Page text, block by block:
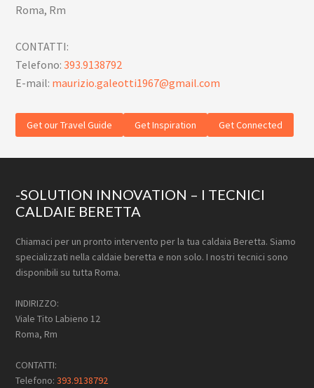
Roma, Rm
CONTATTI:
Telefono:393.9138792
E-mail: maurizio.galeotti1967@gmail.com
Get our Travel Guide Get Inspiration Get Connected
Footer
-SOLUTION INNOVATION – I TECNICI
CALDAIE BERETTA
Chiamaci per un pronto intervento per la tua caldaia Beretta. Siamo
specializzati nella caldaie beretta e non solo. I nostri tecnici sono
disponibili su tutta Roma.
INDIRIZZO:
Viale Tito Labieno 12
Roma, Rm
CONTATTI:
Telefono:393.9138792